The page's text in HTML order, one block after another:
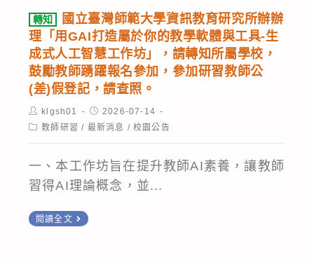
位
相
關
人
員
報
名
參
加，
請
照。
電
子
商
務
AI
應
用」
及
年
中
學
辦
理
「115
年
教
部
所
無
法
登
入
原
因
追
查：
經
查
為
轉知
國立臺灣師範大學資訊教育研究所辦辦
理「用GAI打造屬於你的教學軟體與工具-生
成式人工智慧工作坊」，請轉知所屬學校，
鼓勵教師踴躍報名參加，參加研習教師公
(差)假登記，請查照。
Post
author:
klgsh01
Post
published:
2026-07-14
Post教師研習 / 最新消息 / 校園公告
一、本工作坊旨在提升教師AI素養，讓教師
習得AI理論概念，並...
閱讀全文